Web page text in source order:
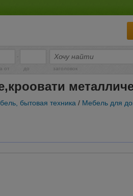
-
от до заголовок
бытовая техника / Мебель для